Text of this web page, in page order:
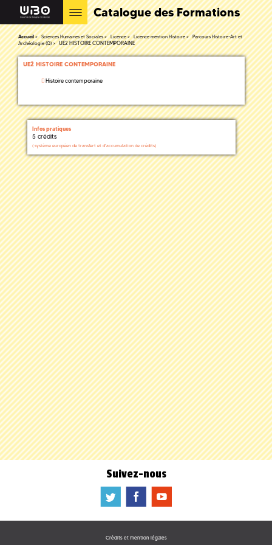
Catalogue des Formations
Accueil Sciences Humaines et Sociales Licence Licence mention Histoire
Parcours Histoire-Art et
Archéologie (Q)
UE2 HISTOIRE CONTEMPORAINE
UE2 HISTOIRE CONTEMPORAINE
Histoire contemporaine
Infos pratiques
5 crédits
( système européen de transfert et d'accumulation de crédits)
Suivez-nous
a b f
Crédits et mention légales